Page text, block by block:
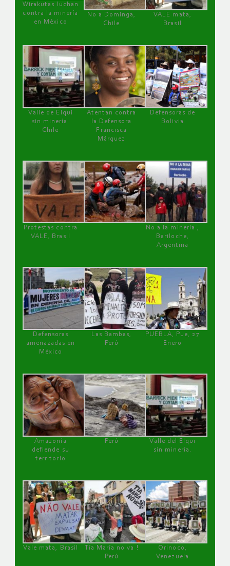
Wirakutas luchan
contra la minería
en México
No a Dominga,
Chile
VALE mata,
Brasil
Valle de Elqui
sin minería.
Chile
Atentan contra
la Defensora
Francisca
Márquez
Defensoras de
Bolivia
Protestas contra
VALE, Brasil
No a la minería ,
Bariloche,
Argentina
Defensoras
amenazadas en
México
Las Bambas,
Perú
PUEBLA, Pue, 27
Enero
Amazonía
defiende su
territorio
Perú
Valle del Elqui
sin minería.
Vale mata, Brasil
Tía María no va !
Perú
Orinoco,
Venezuela